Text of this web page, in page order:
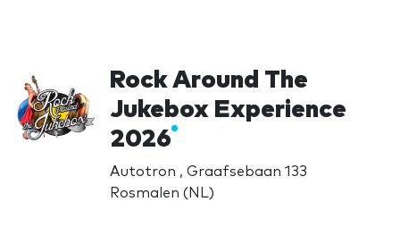
Rock Around The
Jukebox Experience
2026
Autotron , Graafsebaan 133
Rosmalen (NL)